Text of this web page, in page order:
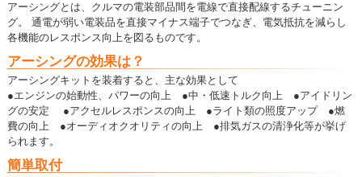
アーシングとは、クルマの電装部品間を電線で直接配線するチューニン
グ。 通電が弱い電装品を直接マイナス端子でつなぎ、電気抵抗を減らし
各機能のレスポンス向上を図るものです。
アーシングの効果は？
アーシングキットを装着すると、主な効果として
●エンジンの始動性、パワーの向上 ●中・低速トルク向上 ●アイドリン
グの安定 ●アクセルレスポンスの向上 ●ライト類の照度アップ ●燃
費の向上 ●オーディオクオリティの向上 ●排気ガスの清浄化等が挙げ
られます。
簡単取付